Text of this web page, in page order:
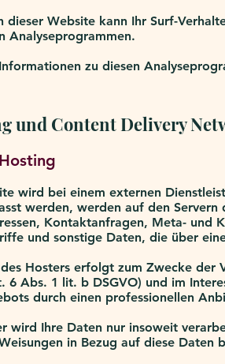
dieser Website kann Ihr Surf-
Analyseprogrammen.
zu diesen
und Content Delivery
wird bei einem externen
werden, werden auf den Servern
Kontaktanfragen, Meta- und
und sonstige Daten, die über
Hosters erfolgt zum Zwecke der
6 Abs. 1 lit. b DSGVO) und im
durch einen professionellen
wird Ihre Daten nur insoweit
in Bezug auf diese Daten